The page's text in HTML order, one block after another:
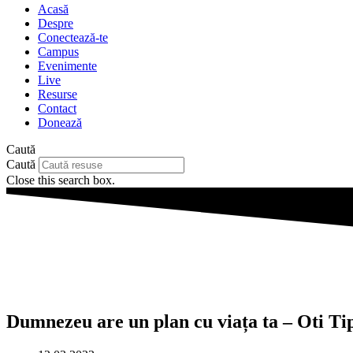
Acasă
Despre
Conectează-te
Campus
Evenimente
Live
Resurse
Contact
Donează
Caută
Caută
Close this search box.
Dumnezeu are un plan cu viața ta – Oti